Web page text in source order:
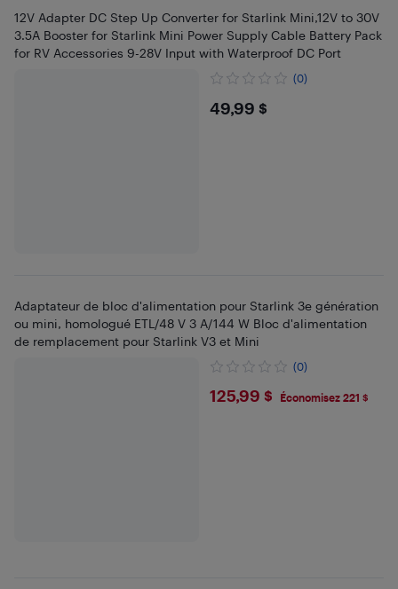
12V Adapter DC Step Up Converter for Starlink Mini,12V to 30V
3.5A Booster for Starlink Mini Power Supply Cable Battery Pack
for RV Accessories 9-28V Input with Waterproof DC Port
(0)
$49.99
49,99 $
Adaptateur de bloc d'alimentation pour Starlink 3e génération
ou mini, homologué ETL/48 V 3 A/144 W Bloc d'alimentation
de remplacement pour Starlink V3 et Mini
(0)
$125.99
125,99 $ Économisez 221 $